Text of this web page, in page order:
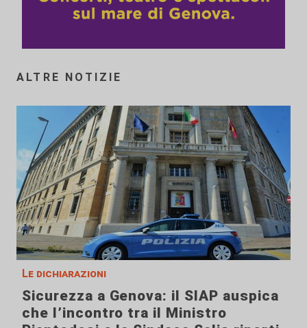
ALTRE NOTIZIE
Le dichiarazioni
Sicurezza a Genova: il SIAP auspica
che l’incontro tra il Ministro